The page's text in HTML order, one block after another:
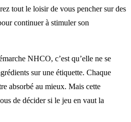
tout le loisir de vous pencher sur des
continuer à stimuler son
NHCO, c’est qu’elle ne se
sur une étiquette. Chaque
absorbé au mieux. Mais cette
de décider si le jeu en vaut la